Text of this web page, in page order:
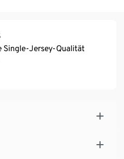
Single-Jersey-Qualität